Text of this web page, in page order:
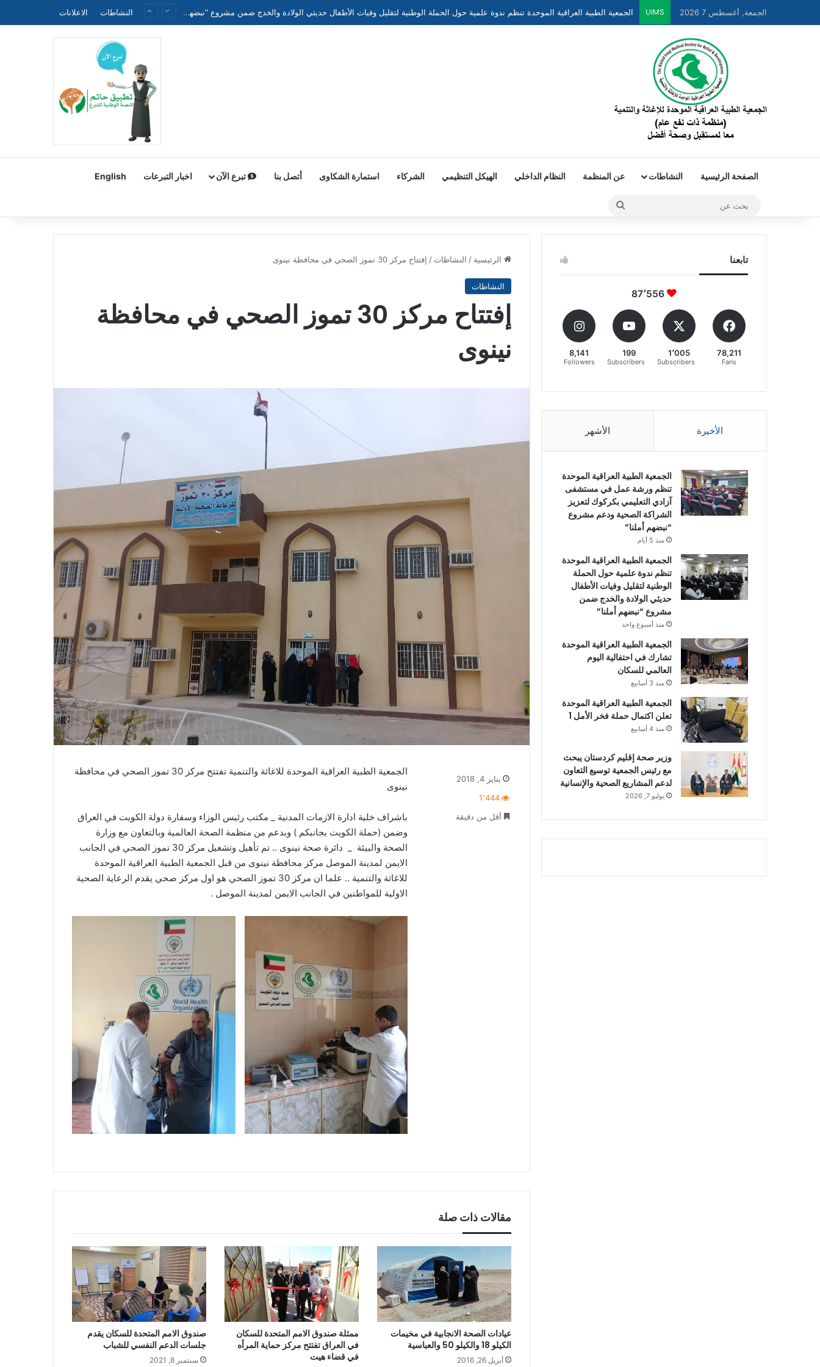
الجمعة, أغسطس 7 2026 UIMS الجمعية الطبية العراقية الموحدة تنظم ندوة علمية حول الحملة الوطنية لتقليل وفيات الأطفال حديثي الولادة والخدج ضمن مشروع “نبضهم أملنا” النشاطات الاعلانات
الصفحة الرئيسية النشاطات عن المنظمة النظام الداخلي الهيكل التنظيمي الشركاء استمارة الشكاوى أتصل بنا تبرع الآن اخبار التبرعات English
الرئيسية / النشاطات / إفتتاح مركز 30 تموز الصحي في محافظة نينوى
النشاطات
إفتتاح مركز 30 تموز الصحي في محافظة
نينوى
الجمعية الطبية العراقية الموحدة للاغاثة والتنمية تفتتح مركز 30 تموز الصحي في محافظة
نينوى
باشراف خلية ادارة الازمات المدنية _ مكتب رئيس الوزاء وسفارة دولة الكويت في العراق
وضمن (حملة الكويت بجانبكم ) وبدعم من منظمة الصحة العالمية وبالتعاون مع وزارة
الصحة والبيئة _ دائرة صحة نينوى .. تم تأهيل وتشغيل مركز 30 تموز الصحي في الجانب
الايمن لمدينة الموصل مركز محافظة نينوى من قبل الجمعية الطبية العراقية الموحدة
للاغاثة والتنمية .. علما ان مركز 30 تموز الصحي هو اول مركز صحي يقدم الرعاية الصحية
الاولية للمواطنين في الجانب الايمن لمدينة الموصل .
يناير 4, 2018
1٬444
أقل من دقيقة
مقالات ذات صلة
عيادات الصحة الانجابية في مخيمات
الكيلو 18 والكيلو 50 والعباسية
أبريل 26, 2016
ممثلة صندوق الامم المتحدة للسكان
في العراق تفتتح مركز حماية المرأه
في قضاء هيت
صندوق الامم المتحدة للسكان يقدم
جلسات الدعم النفسي للشباب
سبتمبر 8, 2021
تابعنا
87٬556
78,211
Fans
1٬005
Subscribers
199
Subscribers
8,141
Followers
الأخيرة الأشهر
الجمعية الطبية العراقية الموحدة
تنظم ورشة عمل في مستشفى
آزادي التعليمي بكركوك لتعزيز
الشراكة الصحية ودعم مشروع
“نبضهم أملنا”
منذ 5 أيام
الجمعية الطبية العراقية الموحدة
تنظم ندوة علمية حول الحملة
الوطنية لتقليل وفيات الأطفال
حديثي الولادة والخدج ضمن
مشروع “نبضهم أملنا”
منذ أسبوع واحد
الجمعية الطبية العراقية الموحدة
تشارك في احتفالية اليوم
العالمي للسكان
منذ 3 أسابيع
الجمعية الطبية العراقية الموحدة
تعلن اكتمال حملة فخر الأمل 1
منذ 4 أسابيع
وزير صحة إقليم كردستان يبحث
مع رئيس الجمعية توسيع التعاون
لدعم المشاريع الصحية والإنسانية
يوليو 7, 2026